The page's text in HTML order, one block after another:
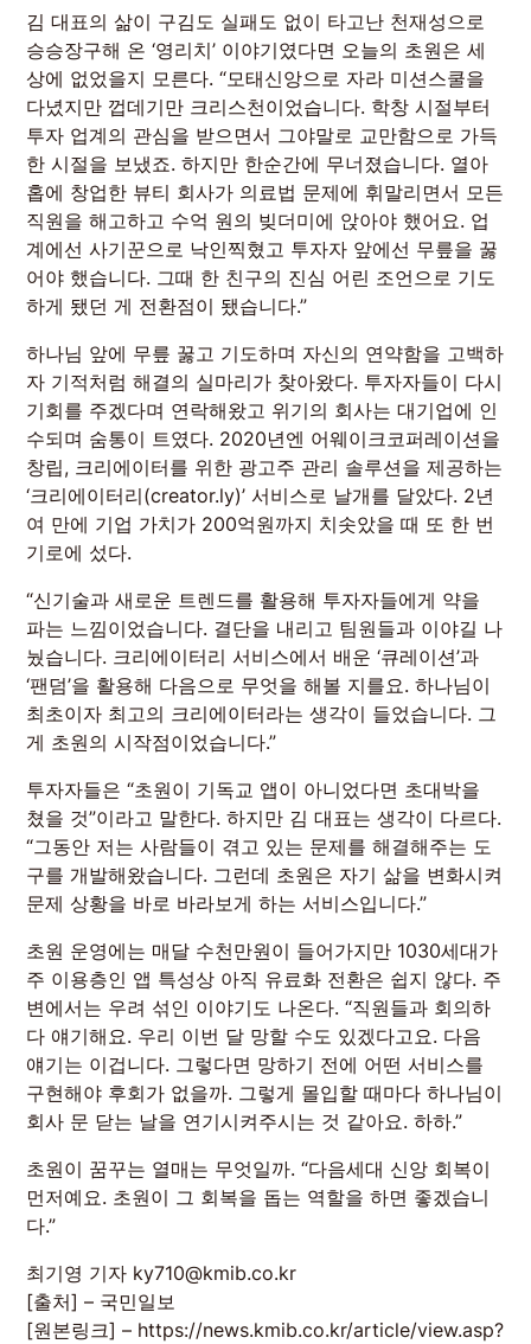
김 대표의 삶이 구김도 실패도 없이 타고난 천재성으로
승승장구해 온 ‘영리치’ 이야기였다면 오늘의 초원은 세
상에 없었을지 모른다. “모태신앙으로 자라 미션스쿨을
다녔지만 껍데기만 크리스천이었습니다. 학창 시절부터
투자 업계의 관심을 받으면서 그야말로 교만함으로 가득
한 시절을 보냈죠. 하지만 한순간에 무너졌습니다. 열아
홉에 창업한 뷰티 회사가 의료법 문제에 휘말리면서 모든
직원을 해고하고 수억 원의 빚더미에 앉아야 했어요. 업
계에선 사기꾼으로 낙인찍혔고 투자자 앞에선 무릎을 꿇
어야 했습니다. 그때 한 친구의 진심 어린 조언으로 기도
하게 됐던 게 전환점이 됐습니다.”
하나님 앞에 무릎 꿇고 기도하며 자신의 연약함을 고백하
자 기적처럼 해결의 실마리가 찾아왔다. 투자자들이 다시
기회를 주겠다며 연락해왔고 위기의 회사는 대기업에 인
수되며 숨통이 트였다. 2020년엔 어웨이크코퍼레이션을
창립, 크리에이터를 위한 광고주 관리 솔루션을 제공하는
‘크리에이터리(creator.ly)’ 서비스로 날개를 달았다. 2년
여 만에 기업 가치가 200억원까지 치솟았을 때 또 한 번
기로에 섰다.
“신기술과 새로운 트렌드를 활용해 투자자들에게 약을
파는 느낌이었습니다. 결단을 내리고 팀원들과 이야길 나
눴습니다. 크리에이터리 서비스에서 배운 ‘큐레이션’과
‘팬덤’을 활용해 다음으로 무엇을 해볼 지를요. 하나님이
최초이자 최고의 크리에이터라는 생각이 들었습니다. 그
게 초원의 시작점이었습니다.”
투자자들은 “초원이 기독교 앱이 아니었다면 초대박을
쳤을 것”이라고 말한다. 하지만 김 대표는 생각이 다르다.
“그동안 저는 사람들이 겪고 있는 문제를 해결해주는 도
구를 개발해왔습니다. 그런데 초원은 자기 삶을 변화시켜
문제 상황을 바로 바라보게 하는 서비스입니다.”
초원 운영에는 매달 수천만원이 들어가지만 1030세대가
주 이용층인 앱 특성상 아직 유료화 전환은 쉽지 않다. 주
변에서는 우려 섞인 이야기도 나온다. “직원들과 회의하
다 얘기해요. 우리 이번 달 망할 수도 있겠다고요. 다음
얘기는 이겁니다. 그렇다면 망하기 전에 어떤 서비스를
구현해야 후회가 없을까. 그렇게 몰입할 때마다 하나님이
회사 문 닫는 날을 연기시켜주시는 것 같아요. 하하.”
초원이 꿈꾸는 열매는 무엇일까. “다음세대 신앙 회복이
먼저예요. 초원이 그 회복을 돕는 역할을 하면 좋겠습니
다.”
최기영 기자 ky710@kmib.co.kr
[출처] – 국민일보
[원본링크] – https://news.kmib.co.kr/article/view.asp?